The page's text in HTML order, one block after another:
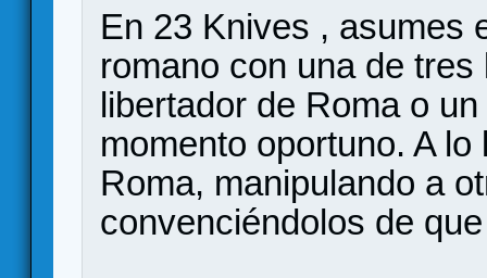
En 23 Knives , asumes
romano con una de
libertador de Roma o
momento oportuno. A
Roma, manipulando a
convenciéndolos de